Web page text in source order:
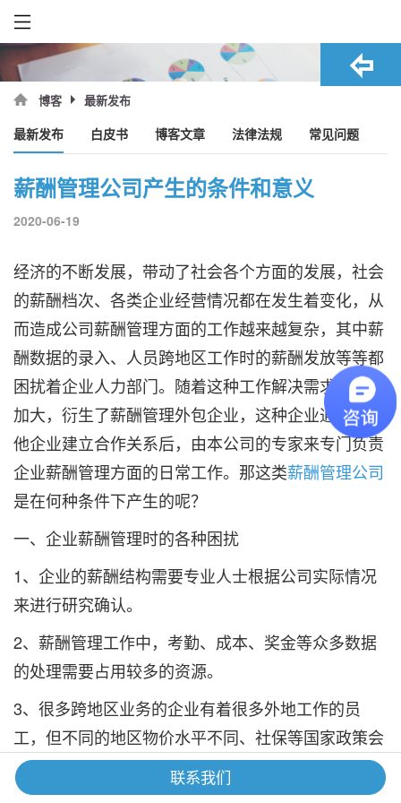
博客 最新发布
最新发布 白皮书 博客文章 法律法规 常见问题
薪酬管理公司产生的条件和意义
2020-06-19
经济的不断发展，带动了社会各个方面的发展，社会
的薪酬档次、各类企业经营情况都在发生着变化，从
而造成公司薪酬管理方面的工作越来越复杂，其中薪
酬数据的录入、人员跨地区工作时的薪酬发放等等都
困扰着企业人力部门。随着这种工作解决需求的不断
加大，衍生了薪酬管理外包企业，这种企业通过跟其
他企业建立合作关系后，由本公司的专家来专门负责
企业薪酬管理方面的日常工作。那这类薪酬管理公司
是在何种条件下产生的呢？
一、企业薪酬管理时的各种困扰
1、企业的薪酬结构需要专业人士根据公司实际情况
来进行研究确认。
2、薪酬管理工作中，考勤、成本、奖金等众多数据
的处理需要占用较多的资源。
3、很多跨地区业务的企业有着很多外地工作的员
工，但不同的地区物价水平不同、社保等国家政策会
经常性的调整改变，这也会给公司带来较大的负担。
联系我们